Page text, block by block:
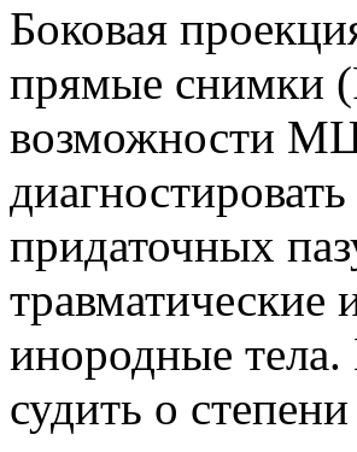
Боковая
прямые снимки
возможности
придаточных
травматические
инородные
судить о